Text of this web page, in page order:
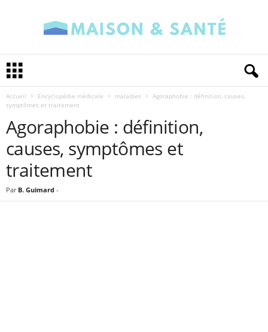
i
Accueil Encyclopédie médicale maladies
Agoraphobie : définition, causes,
symptômes et traitement
Agoraphobie : définition,
causes, symptômes et
traitement
Par B. Guimard -